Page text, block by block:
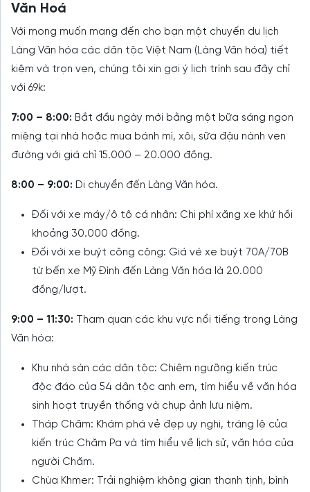
Văn Hoá
Với mong muốn mang đến cho bạn một chuyến du lịch
Làng Văn hóa các dân tộc Việt Nam (Làng Văn hóa) tiết
kiệm và trọn vẹn, chúng tôi xin gợi ý lịch trình sau đây chỉ
với 69k:
7:00 – 8:00: Bắt đầu ngày mới bằng một bữa sáng ngon
miệng tại nhà hoặc mua bánh mì, xôi, sữa đậu nành ven
đường với giá chỉ 15.000 – 20.000 đồng.
8:00 – 9:00: Di chuyển đến Làng Văn hóa.
Đối với xe máy/ô tô cá nhân: Chi phí xăng xe khứ hồi
khoảng 30.000 đồng.
Đối với xe buýt công cộng: Giá vé xe buýt 70A/70B
từ bến xe Mỹ Đình đến Làng Văn hóa là 20.000
đồng/lượt.
9:00 – 11:30: Tham quan các khu vực nổi tiếng trong Làng
Văn hóa:
Khu nhà sàn các dân tộc: Chiêm ngưỡng kiến trúc
độc đáo của 54 dân tộc anh em, tìm hiểu về văn hóa
sinh hoạt truyền thống và chụp ảnh lưu niệm.
Tháp Chăm: Khám phá vẻ đẹp uy nghi, tráng lệ của
kiến trúc Chăm Pa và tìm hiểu về lịch sử, văn hóa của
người Chăm.
Chùa Khmer: Trải nghiệm không gian thanh tịnh, bình